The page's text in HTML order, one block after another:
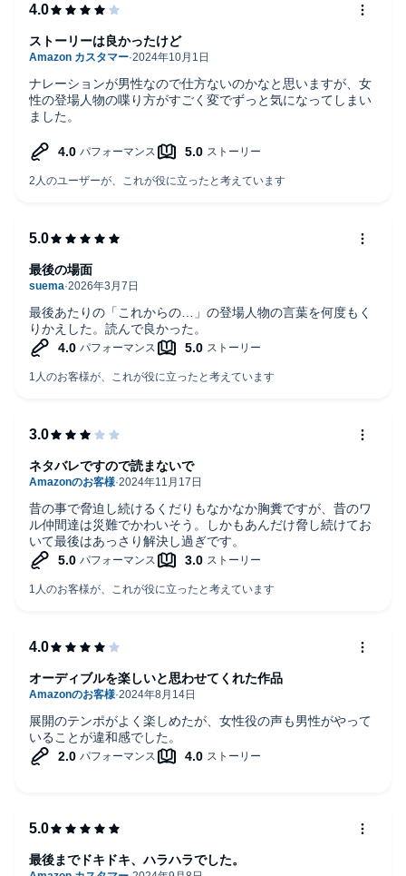
ナレーションが男性なので仕方ないのかなと思いますが、女
性の登場人物の喋り方がすごく変でずっと気になってしまい
ました。
ストーリーは良かったけど
最後あたりの「これからの…」の登場人物の言葉を何度もく
りかえした。読んで良かった。
最後の場面
昔の事で脅迫し続けるくだりもなかなか胸糞ですが、昔のワ
ル仲間達は災難でかわいそう。しかもあんだけ脅し続けてお
いて最後はあっさり解決し過ぎです。
ネタバレですので読まないで
展開のテンポがよく楽しめたが、女性役の声も男性がやって
いることが違和感でした。
オーディブルを楽しいと思わせてくれた作品
最後までドキドキ、ハラハラでした。